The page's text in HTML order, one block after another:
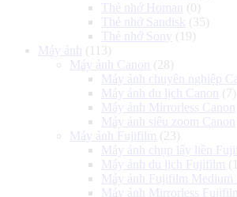
Thẻ nhớ Homan
(0)
Thẻ nhớ Sandisk (35)
Thẻ nhớ Sony (19)
Máy ảnh
(113)
Máy ảnh Canon
(28)
Máy ảnh chuyên nghiệp
Máy ảnh du lịch Canon
(7)
Máy ảnh Mirrorless Canon
Máy ảnh siêu zoom Canon
Máy ảnh Fujifilm (23)
Máy ảnh chụp lấy liền
Máy ảnh du lịch Fujifilm
Máy ảnh Fujifilm Medium
Máy ảnh Mirrorless